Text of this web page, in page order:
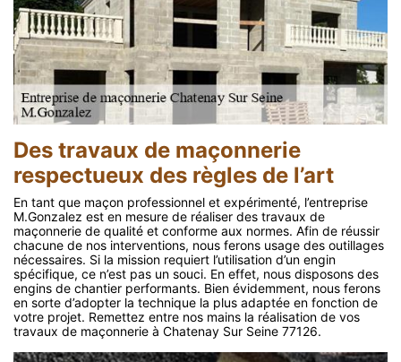
Des travaux de maçonnerie
respectueux des règles de l’art
En tant que maçon professionnel et expérimenté, l’entreprise
M.Gonzalez est en mesure de réaliser des travaux de
maçonnerie de qualité et conforme aux normes. Afin de réussir
chacune de nos interventions, nous ferons usage des outillages
nécessaires. Si la mission requiert l’utilisation d’un engin
spécifique, ce n’est pas un souci. En effet, nous disposons des
engins de chantier performants. Bien évidemment, nous ferons
en sorte d’adopter la technique la plus adaptée en fonction de
votre projet. Remettez entre nos mains la réalisation de vos
travaux de maçonnerie à Chatenay Sur Seine 77126.